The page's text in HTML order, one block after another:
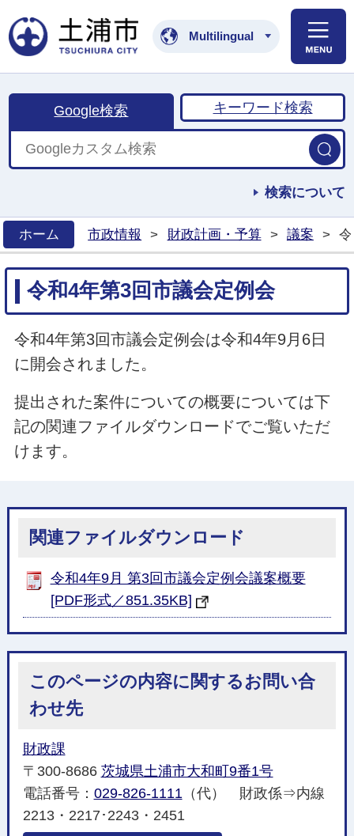
土浦市公式ホームペ
Multilingual
Google検索 キーワード検索
検索について
ホーム
市政情報 > 財政計画・予算 > 議案 >
令和4年第3回市議会定例会
令和4年第3回市議会定例会は令和4年9月6日
に開会されました。
提出された案件についての概要については下
記の関連ファイルダウンロードでご覧いただ
けます。
関連ファイルダウンロード
令和4年9月 第3回市議会定例会議案概要
[PDF形式／851.35KB]
このページの内容に関するお問い合
わせ先
財政課
〒300-8686 茨城県土浦市大和町9番1号
電話番号： 029-826-1111 （代） 財政係⇒内線
2213・2217･2243・2451